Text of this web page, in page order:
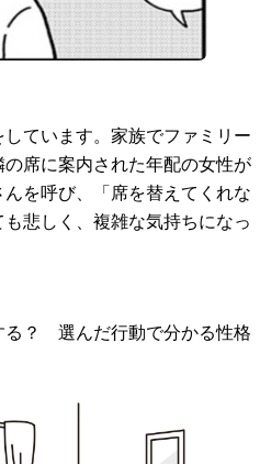
ています。家族でファミリー
席に案内された年配の女性が
を呼び、「席を替えてくれな
悲しく、複雑な気持ちになっ
る？ 選んだ行動で分かる性格